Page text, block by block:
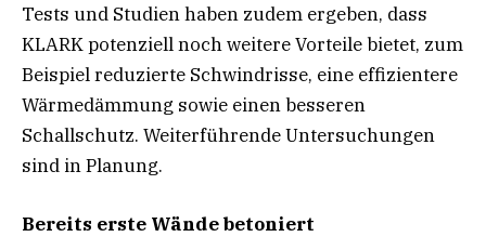
Tests und Studien haben zudem ergeben, dass
KLARK potenziell noch weitere Vorteile bietet, zum
Beispiel reduzierte Schwindrisse, eine effizientere
Wärmedämmung sowie einen besseren
Schallschutz. Weiterführende Untersuchungen
sind in Planung.
Bereits erste Wände betoniert